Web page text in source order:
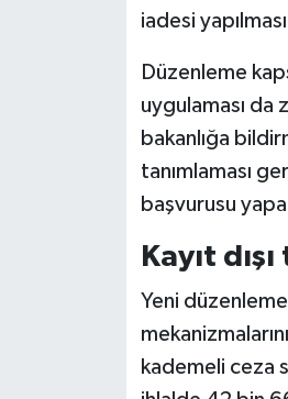
iadesi
Düzenleme
uygulaması
bakanlığa
tanımlaması
başvurusu
Kayıt
Yeni
kademeli ceza